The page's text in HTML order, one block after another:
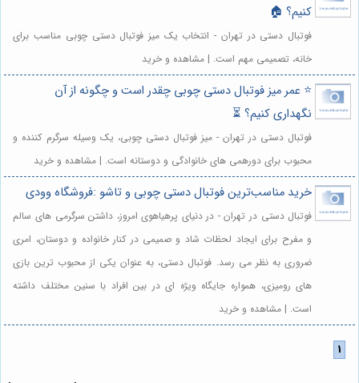
کنیم؟ 🏠
فوتبال دستی در تهران - انتخاب یک میز فوتبال دستی چوبی مناسب برای
خانه، تصمیمی مهم است. | مشاهده و خرید
⭐️ عمر میز فوتبال دستی چوبی چقدر است و چگونه از آن
نگهداری کنیم؟ ⏳
فوتبال دستی در تهران - میز فوتبال دستی چوبی، یک وسیله سرگرم کننده و
محبوب برای دورهمی های خانوادگی و دوستانه است. | مشاهده و خرید
خرید مناسب‌ترین فوتبال دستی چوبی و تاشو :فروشگاه وودی
فوتبال دستی در تهران - در دنیای پرهیاهوی امروز، داشتن سرگرمی های سالم
و مفرح برای ایجاد لحظات شاد و صمیمی در کنار خانواده و دوستان، امری
ضروری به نظر می رسد. فوتبال دستی، به عنوان یکی از محبوب ترین بازی
های رومیزی، همواره جایگاه ویژه ای در بین افراد با سنین مختلف داشته
است. | مشاهده و خرید